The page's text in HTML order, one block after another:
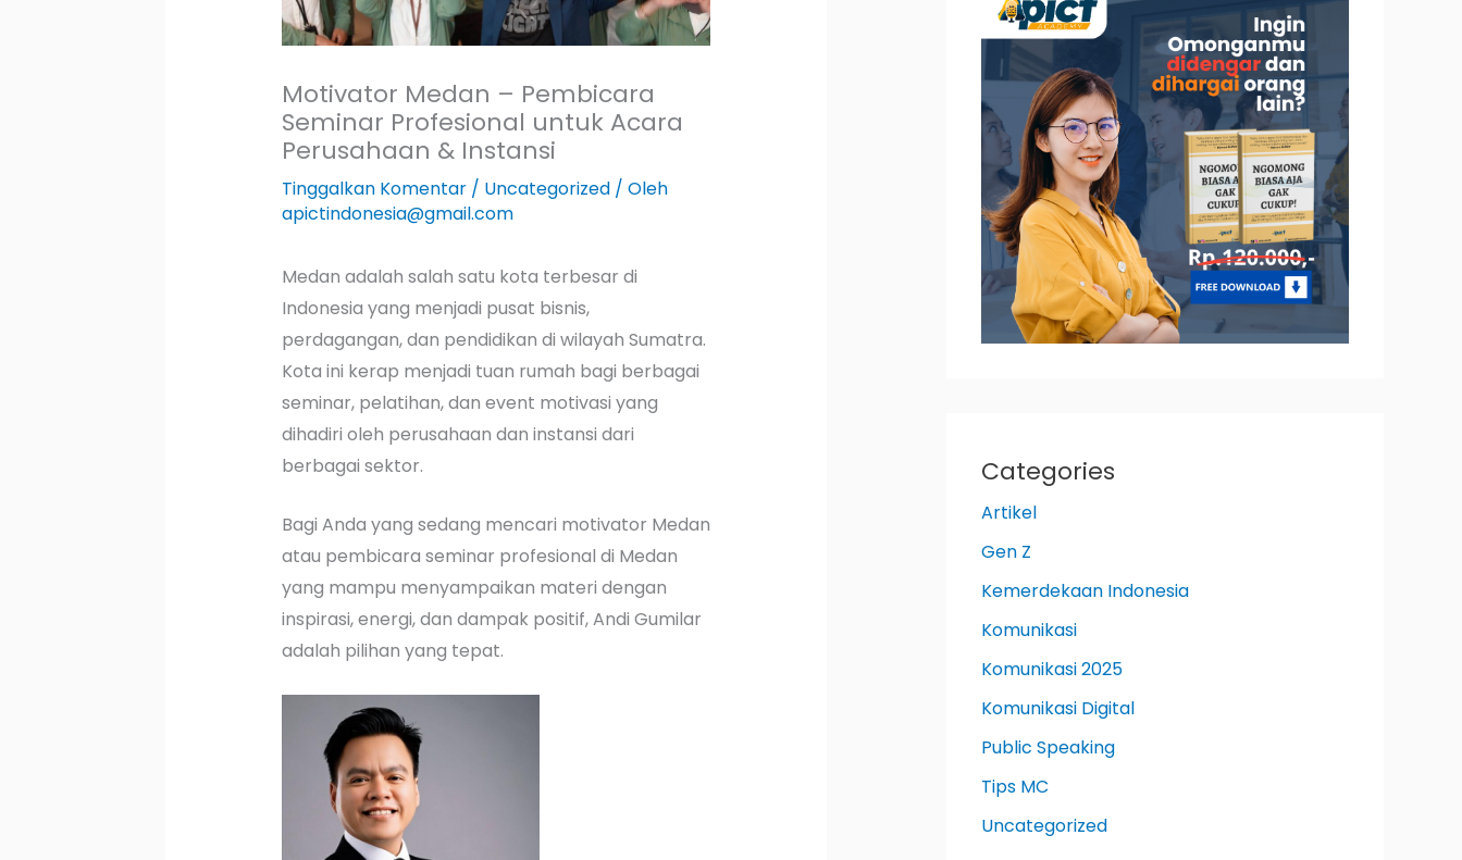
Motivator Medan – Pembicara
Seminar Profesional untuk Acara
Perusahaan & Instansi
Tinggalkan Komentar / Uncategorized/ Oleh
apictindonesia@gmail.com
Medan adalah salah satu kota terbesar di
Indonesia yang menjadi pusat bisnis,
perdagangan, dan pendidikan di wilayah Sumatra.
Kota ini kerap menjadi tuan rumah bagi berbagai
seminar, pelatihan, dan event motivasi yang
dihadiri oleh perusahaan dan instansi dari
berbagai sektor.
Bagi Anda yang sedang mencari motivator Medan
atau pembicara seminar profesional di Medan
yang mampu menyampaikan materi dengan
inspirasi, energi, dan dampak positif, Andi Gumilar
adalah pilihan yang tepat.
Categories
Artikel
Gen Z
Kemerdekaan Indonesia
Komunikasi
Komunikasi 2025
Komunikasi Digital
Public Speaking
Tips MC
Uncategorized